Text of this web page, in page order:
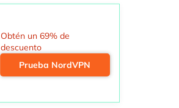
Obtén un 69% de
descuento
Prueba NordVPN